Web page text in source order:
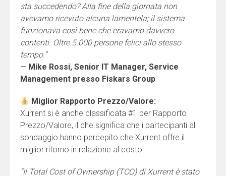
sta succedendo? Alla fine della giornata non
avevamo ricevuto alcuna lamentela; il sistema
funzionava così bene che eravamo davvero
contenti. Oltre 5.000 persone felici allo stesso
tempo.”
— Mike Rossi, Senior IT Manager, Service
Management presso Fiskars Group
Miglior Rapporto Prezzo/Valore:
Xurrent si è anche classificata #1 per Rapporto
Prezzo/Valore, il che significa che i partecipanti al
sondaggio hanno percepito che Xurrent offre il
miglior ritorno in relazione al costo.
“Il Total Cost of Ownership (TCO) di Xurrent è stato